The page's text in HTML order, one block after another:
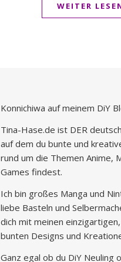
WEITER
Konnichiwa auf meinem DiY
Tina-Hase.de ist DER
auf dem du bunte und
rund um die Themen Anime,
Games findest.
Ich bin großes Manga und
liebe Basteln und
dich mit meinen
bunten Designs und
Ganz egal ob du DiY Neuling